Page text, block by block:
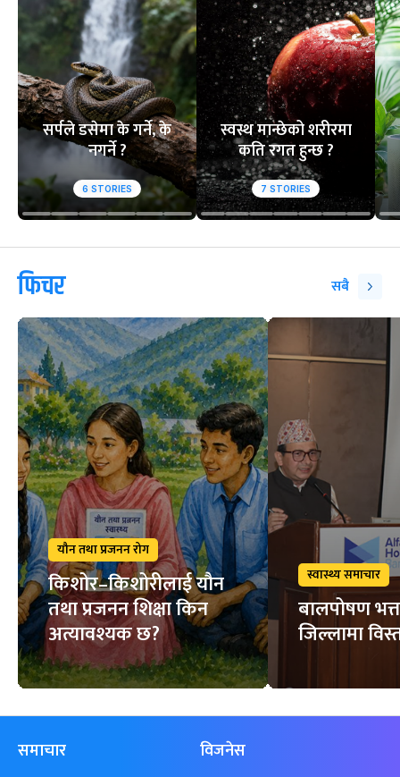
सर्पले डसेमा के गर्ने, के
नगर्ने ?
6 STORIES
स्वस्थ मान्छेको शरीरमा
कति रगत हुन्छ ?
7 STORIES
फिचर सबै
यौन तथा प्रजनन रोग
किशोर–किशोरीलाई यौन
तथा प्रजनन शिक्षा किन
अत्यावश्यक छ?
स्वास्थ्य समाचार
बालपोषण
जिल्लामा
समाचार विजनेस